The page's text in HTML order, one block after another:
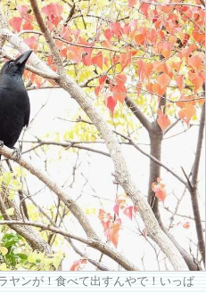
ヤンが！食べて出すんやで！いっぱ